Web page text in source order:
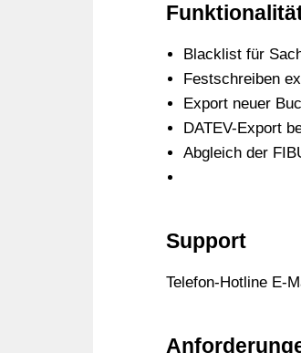
Blacklist für
Festschreiben
Export neuer
DATEV-Export
Abgleich der
Support
Telefon-Hotline E-